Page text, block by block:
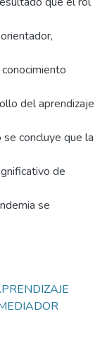
del aprendizaje
concluye que la
de
se